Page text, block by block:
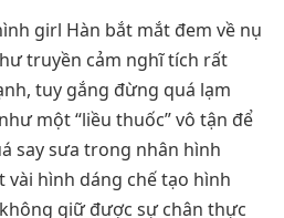
girl Hàn bắt mắt đem về nụ
truyền cảm nghĩ tích rất
tuy gắng đừng quá lạm
một “liều thuốc” vô tận để
say sưa trong nhân hình
vài hình dáng chế tạo hình
giữ được sự chân thực